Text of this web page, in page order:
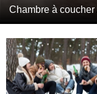
Chambre à coucher